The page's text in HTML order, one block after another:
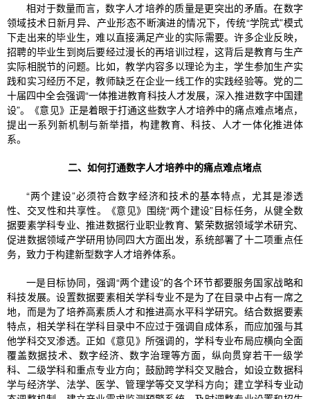
相对于数量而言，数字人才培养的质量是更突出的矛盾。在数字
领域技术日新月异、产业形态不断演进的情况下，传统“学院式”模式
下走出来的毕业生，难以直接满足产业的实际需要。许多企业反映，
招聘的毕业生到岗后要经过漫长的再培训过程，这背后是教育与生产
实际相脱节的问题。比如，教学内容多以理论为主，学生参加生产实
践和实习经历不足，教师缺乏在企业一线工作的实践经验等。党的二
十届四中全会强调“一体推进教育科技人才发展，深入推进数字中国建
设”。《意见》正是着眼于打通这些数字人才培养中的痛点难点堵点，
提出一系列新机制与新举措，构建教育、科技、人才一体化推进体
系。
二、如何打通数字人才培养中的痛点难点堵点
“两个建设”必须符合数字经济和技术的基本特点，尤其是渗透
性、交叉性和共享性。《意见》围绕“两个建设”目标任务，从健全数
据要素学科专业、推进数据行业职业教育、繁荣数据领域学术研究、
促进数据领域产学研用协同四大方面出发，系统部署了十二项重点任
务，致力于构建新型数字人才培养体系。
一是目标协同，强调“两个建设”的各个环节都要服务国家战略和
科技发展。设置数据要素相关学科专业不是为了在目录中占有一席之
地，而是为了培养高素质人才和推进高水平科学研究。结合数据要素
特点，相关学科在学科目录中不应过于强调自成体系，而应加强与其
他学科交叉渗透。正如《意见》所强调的，学科专业布局应横向全面
覆盖数据技术、数字经济、数字治理等方面，纵向贯穿若干一级学
科、二级学科和重点专业方向；鼓励跨学科交叉融合，如设立数据科
学与经济学、法学、医学、管理学等交叉学科方向；建立学科专业动